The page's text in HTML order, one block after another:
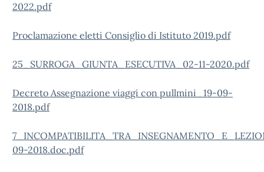
2022.pdf
Proclamazione eletti Consiglio di Istituto 2019.pdf
25_SURROGA_GIUNTA_ESECUTIVA_02-11-2020.pdf
Decreto Assegnazione viaggi con pullmini_19-09-
2018.pdf
09-2018.doc.pdf